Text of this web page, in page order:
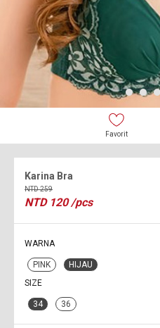
Favorit
Karina Bra
NTD259
NTD 120 /pcs
WARNA
PINK
HIJAU
SIZE
34 36